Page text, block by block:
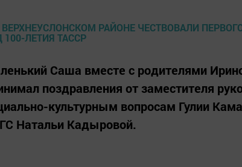
Саша вместе с родителями
поздравления от заместителя
культурным вопросам Гулии
Натальи Кадыровой.